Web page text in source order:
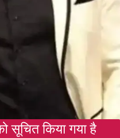
सूचित किया गया है